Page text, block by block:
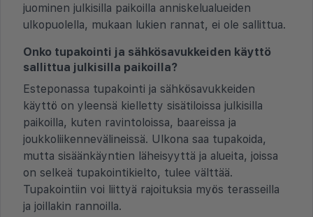
juominen julkisilla paikoilla anniskelualueiden
ulkopuolella, mukaan lukien rannat, ei ole sallittua.
Onko tupakointi ja sähkösavukkeiden käyttö
sallittua julkisilla paikoilla?
Esteponassa tupakointi ja sähkösavukkeiden
käyttö on yleensä kielletty sisätiloissa julkisilla
paikoilla, kuten ravintoloissa, baareissa ja
joukkoliikennevälineissä. Ulkona saa tupakoida,
mutta sisäänkäyntien läheisyyttä ja alueita, joissa
on selkeä tupakointikielto, tulee välttää.
Tupakointiin voi liittyä rajoituksia myös terasseilla
ja joillakin rannoilla.